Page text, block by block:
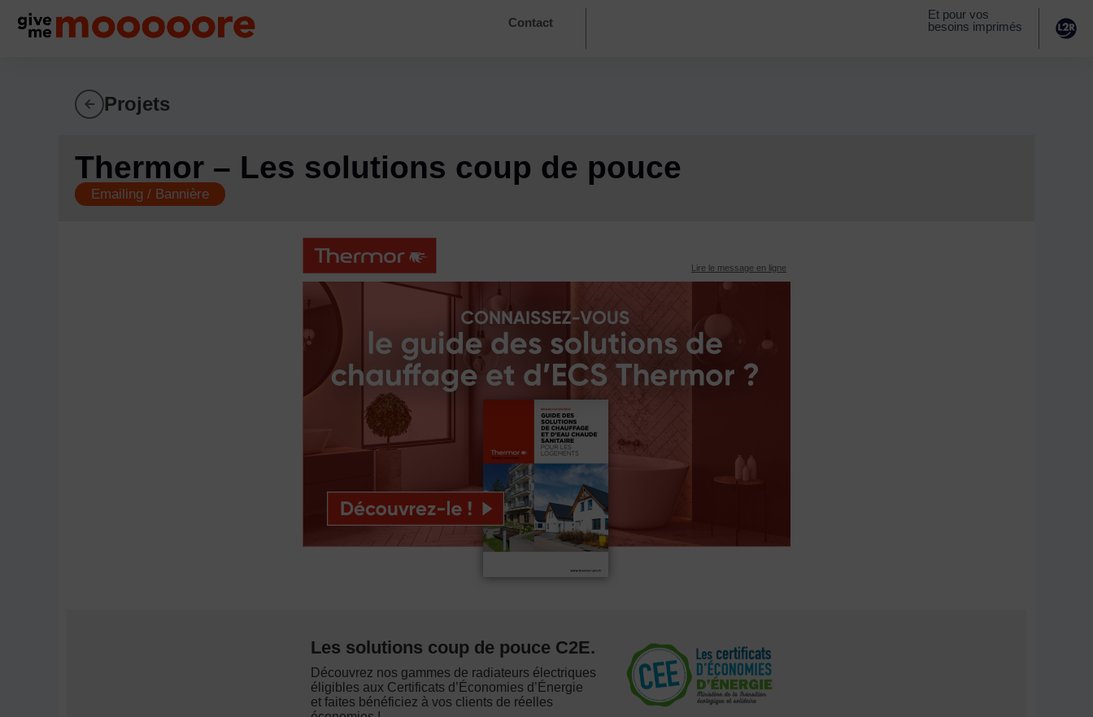
Contact
Et pour vos
besoins imprimés
Projets
Thermor – Les solutions coup de pouce
Emailing / Bannière